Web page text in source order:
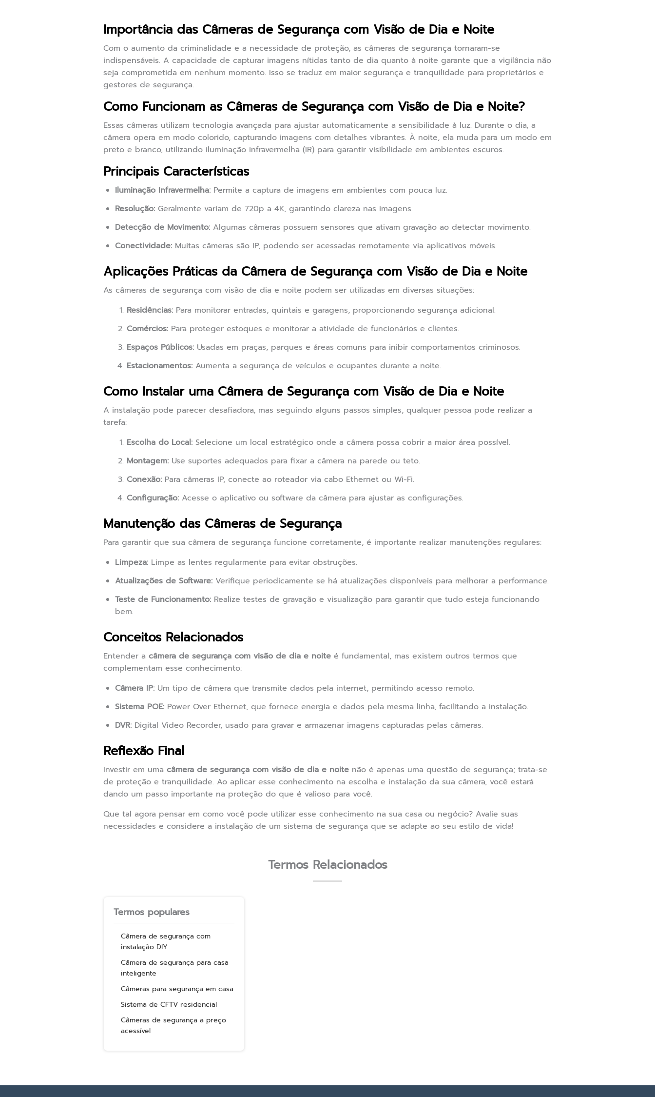
Importância das Câmeras de Segurança com Visão de Dia e Noite
Com o aumento da criminalidade e a necessidade de proteção, as câmeras de segurança tornaram-se
indispensáveis. A capacidade de capturar imagens nítidas tanto de dia quanto à noite garante que a vigilância não
seja comprometida em nenhum momento. Isso se traduz em maior segurança e tranquilidade para proprietários e
gestores de segurança.
Como Funcionam as Câmeras de Segurança com Visão de Dia e Noite?
Essas câmeras utilizam tecnologia avançada para ajustar automaticamente a sensibilidade à luz. Durante o dia, a
câmera opera em modo colorido, capturando imagens com detalhes vibrantes. À noite, ela muda para um modo em
preto e branco, utilizando iluminação infravermelha (IR) para garantir visibilidade em ambientes escuros.
Principais Características
Iluminação Infravermelha: Permite a captura de imagens em ambientes com pouca luz.
Resolução: Geralmente variam de 720p a 4K, garantindo clareza nas imagens.
Detecção de Movimento: Algumas câmeras possuem sensores que ativam gravação ao detectar movimento.
Conectividade: Muitas câmeras são IP, podendo ser acessadas remotamente via aplicativos móveis.
Aplicações Práticas da Câmera de Segurança com Visão de Dia e Noite
As câmeras de segurança com visão de dia e noite podem ser utilizadas em diversas situações:
Residências: Para monitorar entradas, quintais e garagens, proporcionando segurança adicional.
Comércios: Para proteger estoques e monitorar a atividade de funcionários e clientes.
Espaços Públicos: Usadas em praças, parques e áreas comuns para inibir comportamentos criminosos.
Estacionamentos: Aumenta a segurança de veículos e ocupantes durante a noite.
Como Instalar uma Câmera de Segurança com Visão de Dia e Noite
A instalação pode parecer desafiadora, mas seguindo alguns passos simples, qualquer pessoa pode realizar a
tarefa:
Escolha do Local: Selecione um local estratégico onde a câmera possa cobrir a maior área possível.
Montagem: Use suportes adequados para fixar a câmera na parede ou teto.
Conexão: Para câmeras IP, conecte ao roteador via cabo Ethernet ou Wi-Fi.
Configuração: Acesse o aplicativo ou software da câmera para ajustar as configurações.
Manutenção das Câmeras de Segurança
Para garantir que sua câmera de segurança funcione corretamente, é importante realizar manutenções regulares:
Limpeza: Limpe as lentes regularmente para evitar obstruções.
Atualizações de Software: Verifique periodicamente se há atualizações disponíveis para melhorar a performance.
Teste de Funcionamento: Realize testes de gravação e visualização para garantir que tudo esteja funcionando
bem.
Conceitos Relacionados
Entender a câmera de segurança com visão de dia e noite é fundamental, mas existem outros termos que
complementam esse conhecimento:
Câmera IP: Um tipo de câmera que transmite dados pela internet, permitindo acesso remoto.
Sistema POE: Power Over Ethernet, que fornece energia e dados pela mesma linha, facilitando a instalação.
DVR: Digital Video Recorder, usado para gravar e armazenar imagens capturadas pelas câmeras.
Reflexão Final
Investir em uma câmera de segurança com visão de dia e noite não é apenas uma questão de segurança; trata-se
de proteção e tranquilidade. Ao aplicar esse conhecimento na escolha e instalação da sua câmera, você estará
dando um passo importante na proteção do que é valioso para você.
Que tal agora pensar em como você pode utilizar esse conhecimento na sua casa ou negócio? Avalie suas
necessidades e considere a instalação de um sistema de segurança que se adapte ao seu estilo de vida!
Termos Relacionados
Termos populares
Câmera de segurança com
instalação DIY
Câmera de segurança para casa
inteligente
Câmeras para segurança em casa
Sistema de CFTV residencial
Câmeras de segurança a preço
acessível